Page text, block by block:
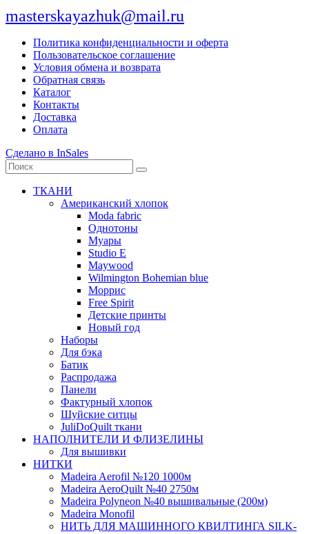
masterskayazhuk@mail.ru
Политика конфиденциальности и оферта
Пользовательское соглашение
Условия обмена и возврата
Обратная связь
Каталог
Контакты
Доставка
Оплата
Сделано в InSales
ТКАНИ
Американский хлопок
Moda fabric
Однотоны
Муары
Studio E
Maywood
Wilmington Bohemian blue
Моррис
Free Spirit
Детские принты
Новый год
Наборы
Для бэка
Батик
Распродажа
Панели
Фактурный хлопок
Шуйские ситцы
JuliDoQuilt ткани
НАПОЛНИТЕЛИ И ФЛИЗЕЛИНЫ
Для вышивки
НИТКИ
Madeira Aerofil №120 1000м
Madeira AeroQuilt №40 2750м
Madeira Polyneon №40 вышивальные (200м)
Мadeira Monofil
НИТЬ ДЛЯ МАШИННОГО КВИЛТИНГА SILK-